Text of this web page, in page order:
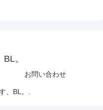
。
お問い合わせ
、BL。.